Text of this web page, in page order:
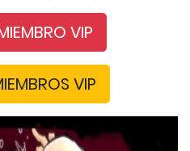
VIP
VIP